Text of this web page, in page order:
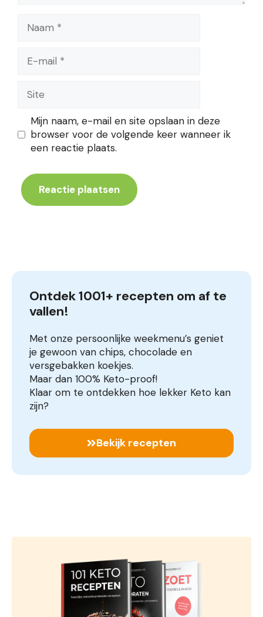
mail
Mijn naam, e-mail en site opslaan in deze
browser voor de volgende keer wanneer ik
een reactie plaats.
Ontdek 1001+ recepten om af te
vallen!
Met onze persoonlijke weekmenu’s geniet
je gewoon van chips, chocolade en
versgebakken koekjes.
Maar dan 100% Keto-proof!
Klaar om te ontdekken hoe lekker Keto kan
zijn?
Bekijk recepten